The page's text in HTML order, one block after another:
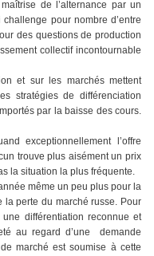
de l’alternance par un
pour nombre d’entre
des questions de production
collectif incontournable
et sur les marchés mettent
stratégies de différenciation
par la baisse des cours.
exceptionnellement l’offre
trouve plus aisément un prix
la situation la plus fréquente.
même un peu plus pour la
la perte du marché russe. Pour
différentiation reconnue et
au regard d’une demande
marché est soumise à cette